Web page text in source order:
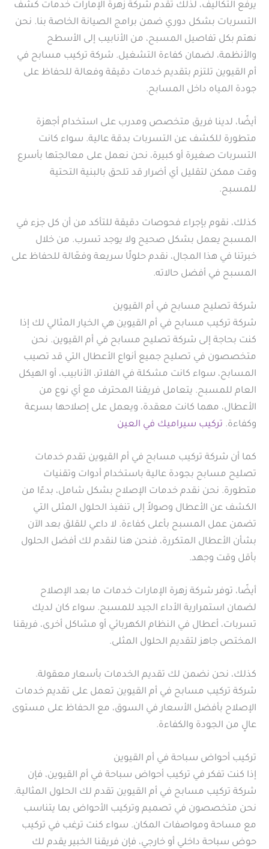
يرفع التكاليف، لذلك تقدم شركة زهرة الإمارات خدمات كشف
التسربات بشكل دوري ضمن برامج الصيانة الخاصة بنا. نحن
نهتم بكل تفاصيل المسبح، من الأنابيب إلى الأسطح
والأنظمة، لضمان كفاءة التشغيل. شركة تركيب مسابح في
أم القيوين تلتزم بتقديم خدمات دقيقة وفعالة للحفاظ على
جودة المياه داخل المسابح.
أيضًا، لدينا فريق متخصص ومدرب على استخدام أجهزة
متطورة للكشف عن التسربات بدقة عالية. سواء كانت
التسربات صغيرة أو كبيرة، نحن نعمل على معالجتها بأسرع
وقت ممكن لتقليل أي أضرار قد تلحق بالبنية التحتية
للمسبح.
كذلك، نقوم بإجراء فحوصات دقيقة للتأكد من أن كل جزء في
المسبح يعمل بشكل صحيح ولا يوجد تسرب. من خلال
خبرتنا في هذا المجال، نقدم حلولًا سريعة وفعّالة للحفاظ على
المسبح في أفضل حالاته.
شركة تصليح مسابح في أم القيوين
شركة تركيب مسابح في أم القيوين هي الخيار المثالي لك إذا
كنت بحاجة إلى شركة تصليح مسابح في أم القيوين. نحن
متخصصون في تصليح جميع أنواع الأعطال التي قد تصيب
المسابح، سواء كانت مشكلة في الفلاتر، الأنابيب، أو الهيكل
العام للمسبح. يتعامل فريقنا المحترف مع أي نوع من
الأعطال، مهما كانت معقدة، ويعمل على إصلاحها بسرعة
وكفاءة. تركيب سيراميك في العين
كما أن شركة تركيب مسابح في أم القيوين تقدم خدمات
تصليح مسابح بجودة عالية باستخدام أدوات وتقنيات
متطورة. نحن نقدم خدمات الإصلاح بشكل شامل، بدءًا من
الكشف عن الأعطال وصولاً إلى تنفيذ الحلول المثلى التي
تضمن عمل المسبح بأعلى كفاءة. لا داعي للقلق بعد الآن
بشأن الأعطال المتكررة، فنحن هنا لنقدم لك أفضل الحلول
بأقل وقت وجهد.
أيضًا، توفر شركة زهرة الإمارات خدمات ما بعد الإصلاح
لضمان استمرارية الأداء الجيد للمسبح. سواء كان لديك
تسربات، أعطال في النظام الكهربائي أو مشاكل أخرى، فريقنا
المختص جاهز لتقديم الحلول المثلى.
كذلك، نحن نضمن لك تقديم الخدمات بأسعار معقولة.
شركة تركيب مسابح في أم القيوين تعمل على تقديم خدمات
الإصلاح بأفضل الأسعار في السوق، مع الحفاظ على مستوى
عالٍ من الجودة والكفاءة.
تركيب أحواض سباحة في أم القيوين
إذا كنت تفكر في تركيب أحواض سباحة في أم القيوين، فإن
شركة تركيب مسابح في أم القيوين تقدم لك الحلول المثالية.
نحن متخصصون في تصميم وتركيب الأحواض بما يتناسب
مع مساحة ومواصفات المكان. سواء كنت ترغب في تركيب
حوض سباحة داخلي أو خارجي، فإن فريقنا الخبير يقدم لك